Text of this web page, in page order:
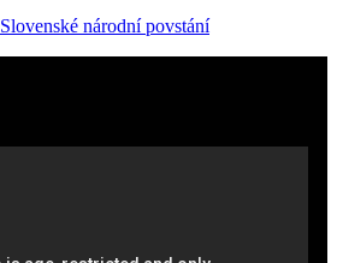
národní povstání